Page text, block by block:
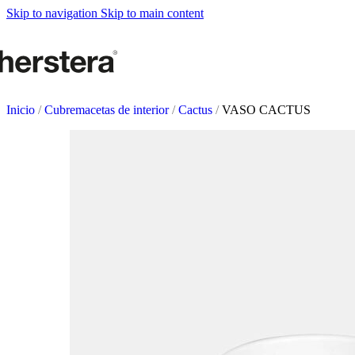
Skip to navigation Skip to main content
Mesas de cultivo
Pizarras
Inicio / Cubremacetas de interior/ Cactus / VASO CACTUS